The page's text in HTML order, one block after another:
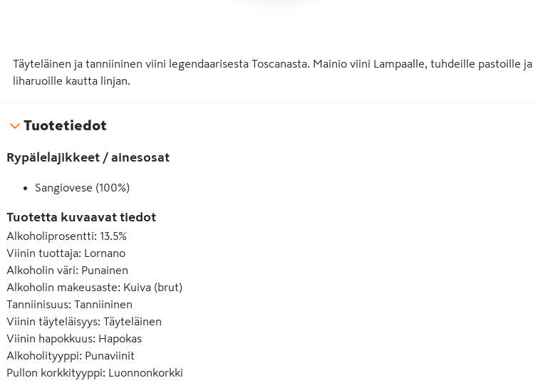
Täyteläinen ja tanniininen viini legendaarisesta Toscanasta. Mainio viini Lampaalle, tuhdeille pastoille ja
liharuoille kautta linjan.
Tuotetiedot
Rypälelajikkeet / ainesosat
Sangiovese (100%)
Tuotetta kuvaavat tiedot
Alkoholiprosentti: 13.5%
Viinin tuottaja: Lornano
Alkoholin väri: Punainen
Alkoholin makeusaste: Kuiva (brut)
Tanniinisuus: Tanniininen
Viinin täyteläisyys: Täyteläinen
Viinin hapokkuus: Hapokas
Alkoholityyppi: Punaviinit
Pullon korkkityyppi: Luonnonkorkki